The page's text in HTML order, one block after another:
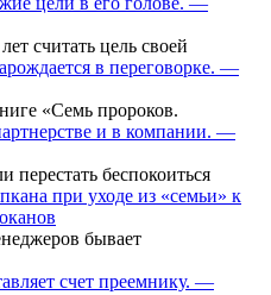
считать цель своей
в переговорке. —
«Семь пророков.
и в компании. —
беспокоиться
при уходе из «семьи» к
бывает
счет преемнику. —